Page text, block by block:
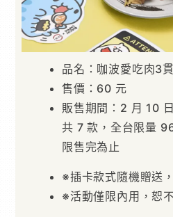
品名：咖波愛吃肉3貫
售價：60 元
販售期間：2 月 10
共 7 款，全台限量
限售完為止
※插卡款式隨機贈送
※活動僅限內用，恕